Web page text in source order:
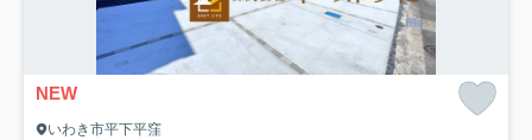
NEW
いわき市平下平窪